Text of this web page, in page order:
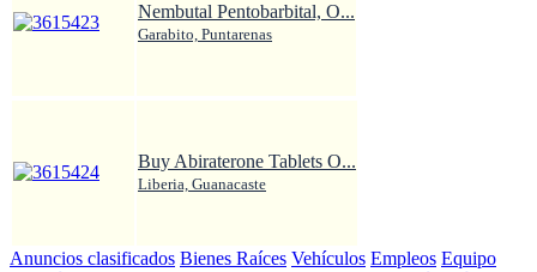
Nembutal Pentobarbital, O...
Garabito, Puntarenas
Buy Abiraterone Tablets O...
Liberia, Guanacaste
Anuncios clasificados Bienes Raíces Vehículos Empleos Equipo